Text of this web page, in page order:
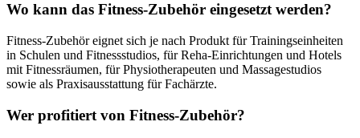
Wo kann das Fitness-Zubehör eingesetzt werden?
Fitness-Zubehör eignet sich je nach Produkt für Trainingseinheiten
in Schulen und Fitnessstudios, für Reha-Einrichtungen und Hotels
mit Fitnessräumen, für Physiotherapeuten und Massagestudios
sowie als Praxisausstattung für Fachärzte.
Wer profitiert von Fitness-Zubehör?